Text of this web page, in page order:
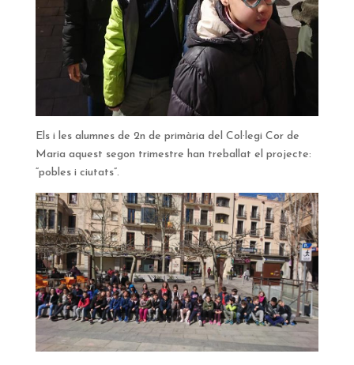
Els i les alumnes de 2n de primària del Col·legi Cor de
Maria aquest segon trimestre han treballat el projecte:
“pobles i ciutats”.